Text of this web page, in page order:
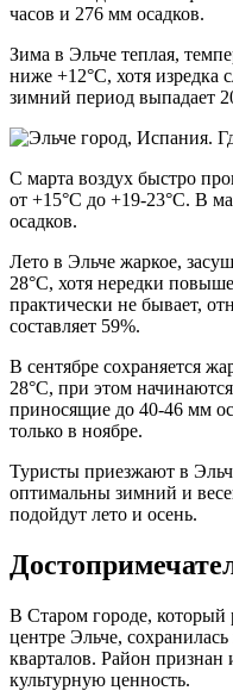
часов и 276 мм осадков.
Зима в Эльче теплая,
ниже +12°С, хотя изредка
зимний период выпадает
С марта воздух быстро
от +15°С до +19-23°С. В
осадков.
Лето в Эльче жаркое,
28°С, хотя нередки
практически не бывает,
составляет 59%.
В сентябре сохраняется
28°С, при этом
приносящие до 40-46 мм
только в ноябре.
Туристы приезжают в
оптимальны зимний и
подойдут лето и осень.
В Старом городе, который
центре Эльче,
кварталов. Район
культурную ценность.